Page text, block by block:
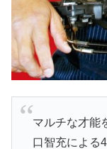
マルチな才能
口智充による